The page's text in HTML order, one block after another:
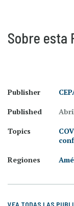
Sobre esta
Publisher
Published
Topics
Regiones
VEA TODAS LAS